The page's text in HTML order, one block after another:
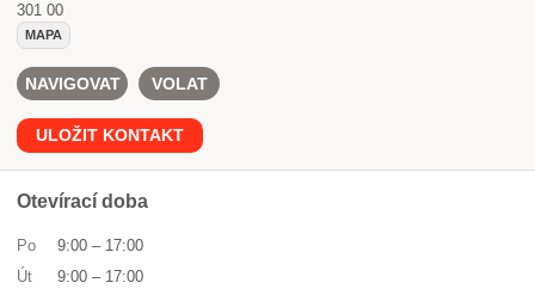
301 00
MAPA
NAVIGOVAT VOLAT
ULOŽIT KONTAKT
Otevírací doba
Po 9:00 – 17:00
Út
9:00 – 17:00